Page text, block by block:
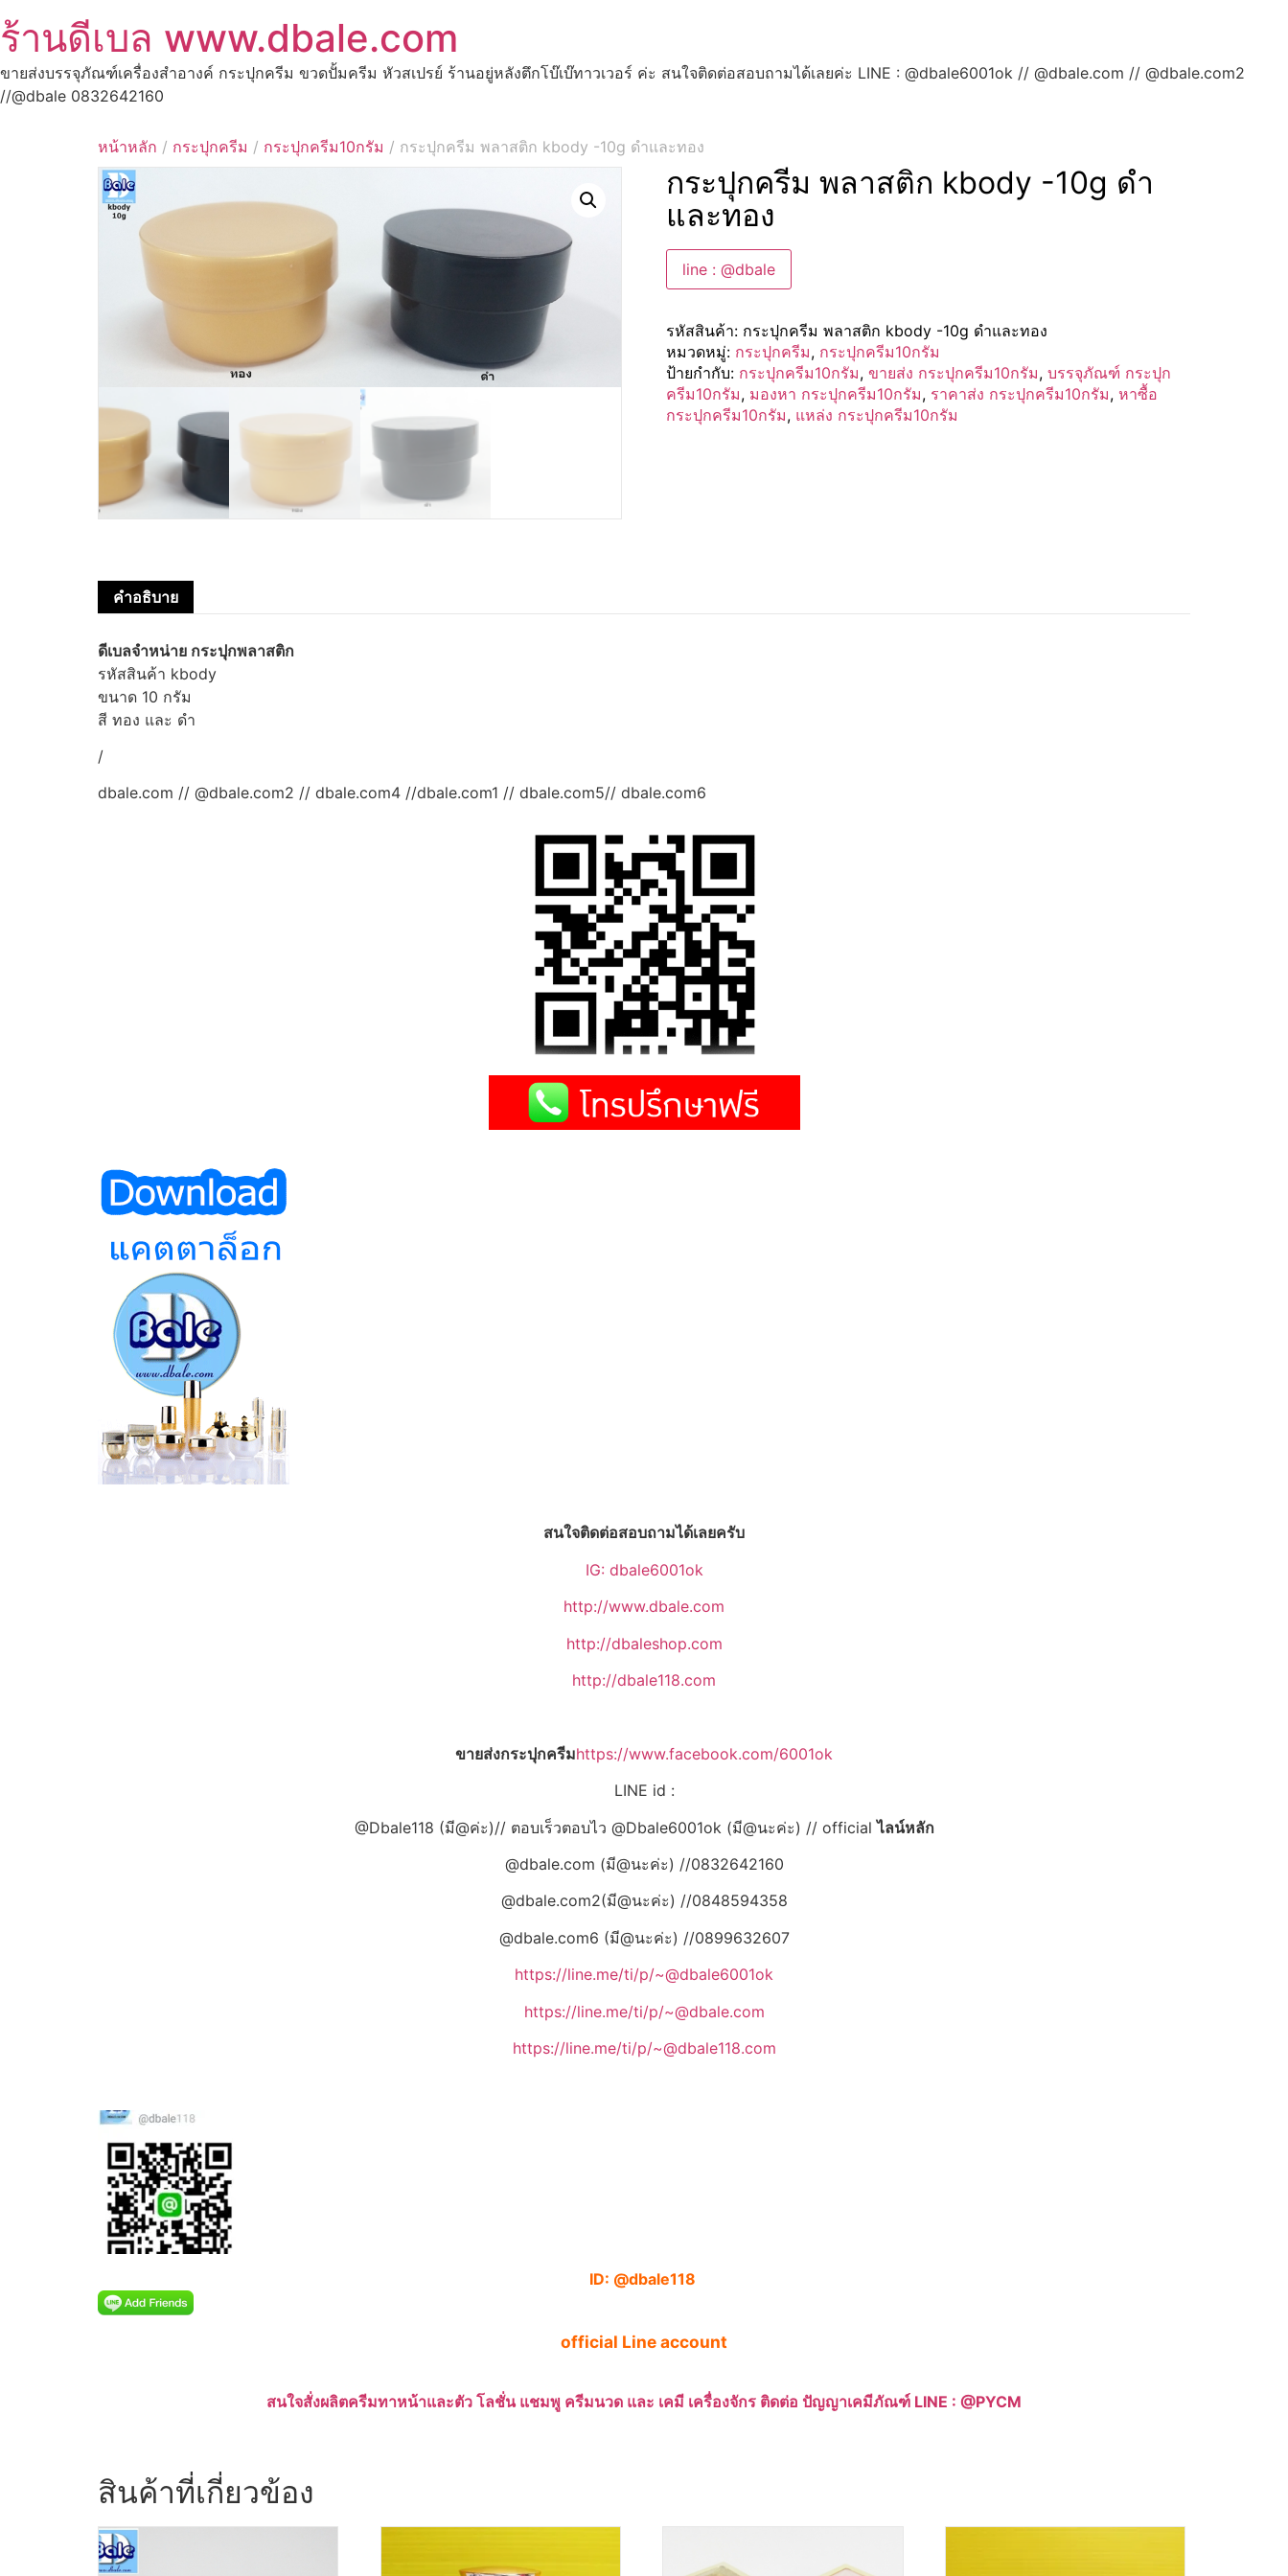
ร้านดีเบล www.dbale.com
ขายส่งบรรจุภัณฑ์เครื่องสำอางค์ กระปุกครีม ขวดปั้มครีม หัวสเปรย์ ร้านอยู่หลังตึกโบ๊เบ๊ทาวเวอร์ ค่ะ สนใจติดต่อสอบถามได้เลยค่ะ LINE : @dbale6001ok // @dbale.com // @dbale.com2
//@dbale 0832642160
หน้าหลัก / กระปุกครีม / กระปุกครีม10กรัม / กระปุกครีม พลาสติก kbody -10g ดำและทอง
กระปุกครีม พลาสติก kbody -10g ดำ
และทอง
line : @dbale
รหัสสินค้า: กระปุกครีม พลาสติก kbody -10g ดำและทอง
หมวดหมู่: กระปุกครีม, กระปุกครีม10กรัม
ป้ายกำกับ: กระปุกครีม10กรัม, ขายส่ง กระปุกครีม10กรัม, บรรจุภัณฑ์ กระปุก
ครีม10กรัม, มองหา กระปุกครีม10กรัม, ราคาส่ง กระปุกครีม10กรัม, หาซื้อ
กระปุกครีม10กรัม, แหล่ง กระปุกครีม10กรัม
คำอธิบาย
ดีเบลจำหน่าย กระปุกพลาสติก
รหัสสินค้า kbody
ขนาด 10 กรัม
สี ทอง และ ดำ
/
dbale.com // @dbale.com2 // dbale.com4 //dbale.com1 // dbale.com5// dbale.com6
สนใจติดต่อสอบถามได้เลยครับ
IG: dbale6001ok
http://www.dbale.com
http://dbaleshop.com
http://dbale118.com
ขายส่งกระปุกครีมhttps://www.facebook.com/6001ok
LINE id :
@Dbale118 (มี@ค่ะ)// ตอบเร็วตอบไว @Dbale6001ok (มี@นะค่ะ) // officialไลน์หลัก
@dbale.com (มี@นะค่ะ) //0832642160
@dbale.com2(มี@นะค่ะ) //0848594358
@dbale.com6 (มี@นะค่ะ) //0899632607
https://line.me/ti/p/~@dbale6001ok
https://line.me/ti/p/~@dbale.com
https://line.me/ti/p/~@dbale118.com
ID: @dbale118
official Line account
สนใจสั่งผลิตครีมทาหน้าและตัว โลชั่น แชมพู ครีมนวด และ เคมี เครื่องจักร ติดต่อ ปัญญาเคมีภัณฑ์ LINE : @PYCM
สินค้าที่เกี่ยวข้อง